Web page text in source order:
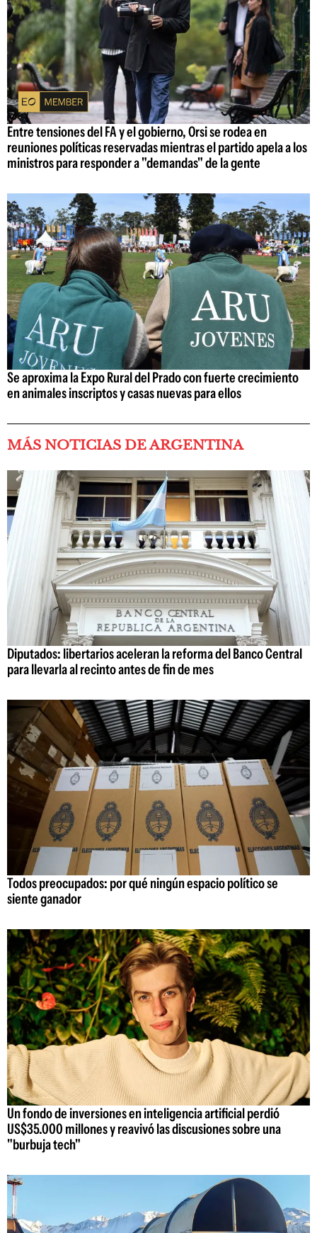
Entre tensiones del FA y el gobierno, Orsi se rodea en
reuniones políticas reservadas mientras el partido apela a los
ministros para responder a "demandas" de la gente
Se aproxima la Expo Rural del Prado con fuerte crecimiento
en animales inscriptos y casas nuevas para ellos
MÁS NOTICIAS DE ARGENTINA
Diputados: libertarios aceleran la reforma del Banco Central
para llevarla al recinto antes de fin de mes
Todos preocupados: por qué ningún espacio político se
siente ganador
Un fondo de inversiones en inteligencia artificial perdió
US$35.000 millones y reavivó las discusiones sobre una
"burbuja tech"